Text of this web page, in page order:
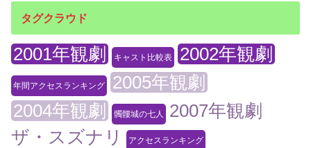
タグクラウド
2001年観劇 キャスト比較表 2002年観劇
年間アクセスランキング
2005年観劇
2004年観劇
髑髏城の七人
2007年観劇
ザ・スズナリ
アクセスランキング